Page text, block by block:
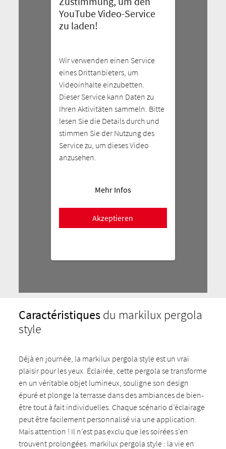
YouTube Video-Service
zu laden!
Wir verwenden einen Service
eines Drittanbieters, um
Videoinhalte einzubetten.
Dieser Service kann Daten zu
Ihren Aktivitäten sammeln. Bitte
lesen Sie die Details durch und
stimmen Sie der Nutzung des
Service zu, um dieses Video
anzusehen.
Mehr Infos
Akzeptieren
Caractéristiquesdu markilux pergola
style
Déjà en journée, la markilux pergola style est un vrai
plaisir pour les yeux. Éclairée, cette pergola se transforme
en un véritable objet lumineux, souligne son design
épuré et plonge la terrasse dans des ambiances de bien-
être tout à fait individuelles. Chaque scénario d’éclairage
peut être facilement personnalisé via une application.
Mais attention ! Il n’est pas exclu que les soirées s’en
trouvent prolongées. markilux pergola style : la vie en